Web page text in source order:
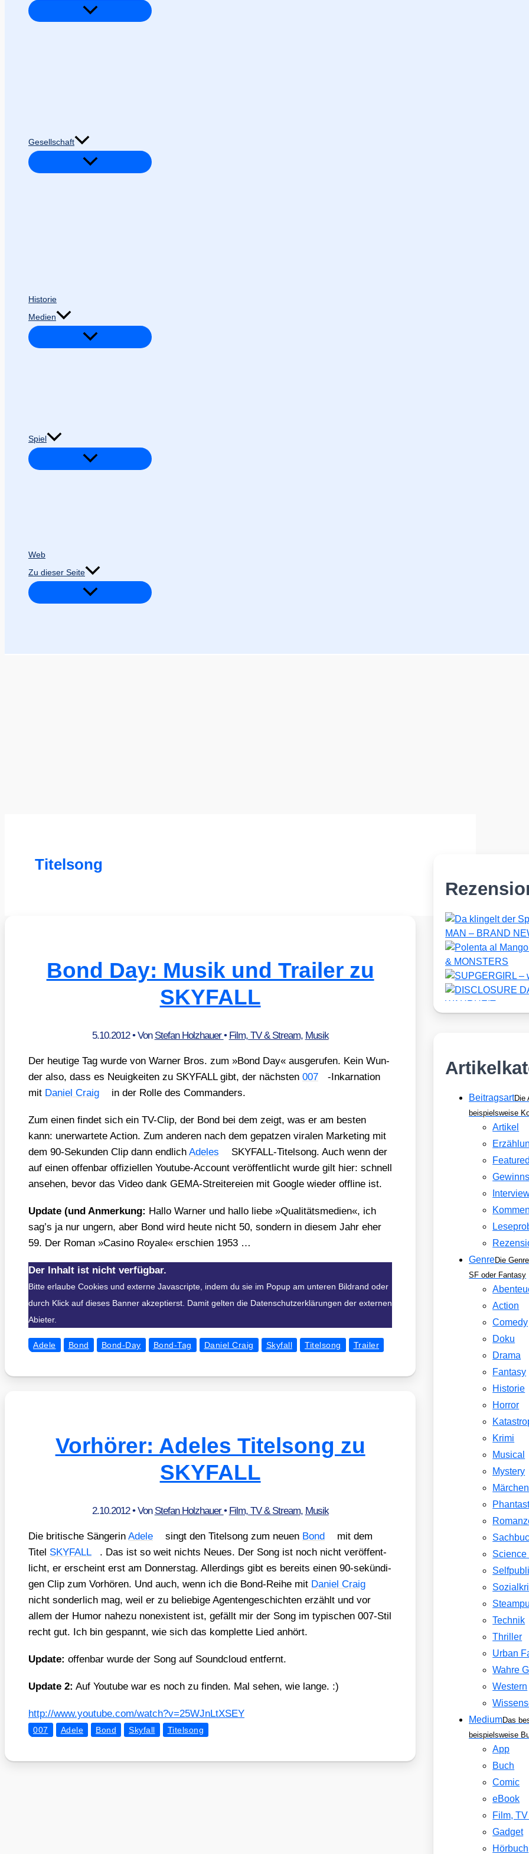
Gesellschaft
Historie
Medien
Spiel
Web
Zu dieser Seite
Titelsong
Bond Day: Musik und Trailer zu
SKYFALL
5.10.2012• Von Stefan Holzhauer• Film, TV & Stream, Musik
Der heu­ti­ge Tag wur­de von War­ner Bros. zum »Bond Day« aus­ge­ru­fen. Kein Wun­
der also, dass es Neu­ig­kei­ten zu SKYFALL gibt, der nächs­ten 007
-Inkar­na­ti­on
mit Dani­el Craig in der Rol­le des Com­man­ders.
Zum einen fin­det sich ein TV-Clip, der Bond bei dem zeigt, was er am bes­ten
kann: uner­war­te­te Action. Zum ande­ren nach dem gepat­zen vira­len Mar­ke­ting mit
dem 90-Sekun­den Clip dann end­lich Ade­les
SKY­FALL-Titel­song. Auch wenn der
auf einen offen­bar offi­zi­el­len You­tube-Account ver­öf­fent­licht wur­de gilt hier: schnell
anse­hen, bevor das Video dank GEMA-Strei­te­rei­en mit Goog­le wie­der off­line ist.
Update (und Anmer­kung: Hal­lo War­ner und hal­lo lie­be »Qua­li­täts­me­di­en«, ich
sag’s ja nur ungern, aber Bond wird heu­te nicht 50, son­dern in die­sem Jahr eher
59. Der Roman »Casi­no Roya­le« erschien 1953 …
Der Inhalt ist nicht verfügbar.
Bitte erlaube Cookies und externe Javascripte, indem du sie im Popup am unteren Bildrand oder
durch Klick auf dieses Banner akzeptierst. Damit gelten die Datenschutzerklärungen der externen
Abieter.
Adele Bond Bond-Day Bond-Tag Daniel Craig Skyfall Titelsong Trailer
Vorhörer: Adeles Titelsong zu
SKYFALL
2.10.2012• Von Stefan Holzhauer• Film, TV & Stream, Musik
Die bri­ti­sche Sän­ge­rin Ade­le singt den Titel­song zum neu­en Bond
mit dem
Titel SKYFALL
. Das ist so weit nichts Neu­es. Der Song ist noch nicht ver­öf­fent­
licht, er erscheint erst am Don­ners­tag. Aller­dings gibt es bereits einen 90-sekün­di­
gen Clip zum Vor­hö­ren. Und auch, wenn ich die Bond-Rei­he mit Dani­el Craig
nicht son­der­lich mag, weil er zu belie­bi­ge Agen­ten­ge­schich­ten erzählt und vor
allem der Humor nahe­zu non­e­xis­tent ist, gefällt mir der Song im typi­schen 007-Stil
recht gut. Ich bin gespannt, wie sich das kom­plet­te Lied anhört.
Update: offen­bar wur­de der Song auf Sound­cloud ent­fernt.
Update 2: Auf You­tube war es noch zu fin­den. Mal sehen, wie lan­ge. :)
http://​www​.you​tube​.com/​w​a​t​c​h​?​v​=​2​5​W​J​n​L​t​X​SEY
007 Adele Bond Skyfall Titelsong
BeitragsartDie
beispielsweise
Artikel
GenreDie
SF oder Fantasy
Action
Comedy
Doku
Drama
Fantasy
Historie
Horror
Krimi
Musical
Mystery
Märchen
Science
Technik
Thriller
Urban
Wahre
Western
MediumDas
beispielsweise
App
Buch
Comic
eBook
Film,
Gadget
Hörbuch